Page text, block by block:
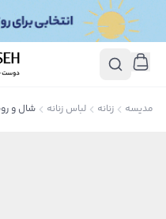
مدیسه زنانه لباس زنانه شال و